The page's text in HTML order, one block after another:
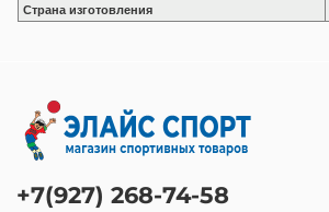
Страна изготовления
+7(927) 268-74-58